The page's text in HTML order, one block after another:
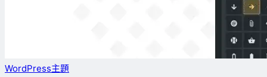
WordPress主題